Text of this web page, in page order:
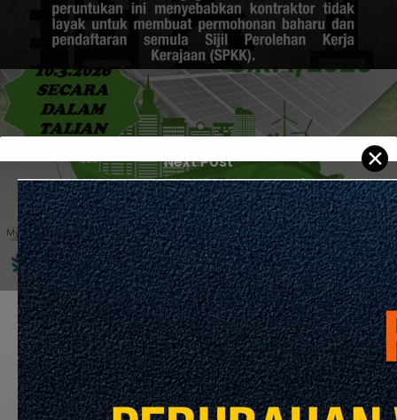
Next Post
KURSUS PEMBINAAN MAMPAN SIRI 1/2026
Recommended For You
APPOINTMENT
OF
✕